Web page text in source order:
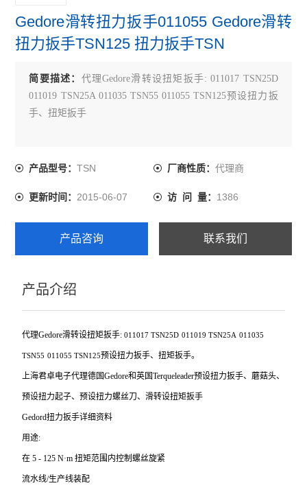
Gedore滑转扭力扳手011055 Gedore滑转
扭力扳手TSN125 扭力扳手TSN
简要描述： 代理Gedore滑转设扭矩扳手: 011017 TSN25D
011019 TSN25A 011035 TSN55 011055 TSN125预设扭力扳
手、扭矩扳手
产品型号：TSN 厂商性质： 代理商
更新时间：2015-06-07 访 问 量： 1386
产品咨询 联系我们
产品介绍
代理Gedore滑转设扭矩扳手: 011017TSN25D 011019TSN25A 011035
TSN55 011055TSN125预设扭力扳手、扭矩扳手。
上海君卓电子代理德国Gedore和英国Terqueleader预设扭力扳手、蘑菇头、
预设扭力起子、预设扭力螺丝刀、滑转设扭矩扳手
Gedord扭力扳手详细资料
用途:
在 5 - 125 N·m 扭矩范围内控制螺丝旋紧
流水线/生产线装配